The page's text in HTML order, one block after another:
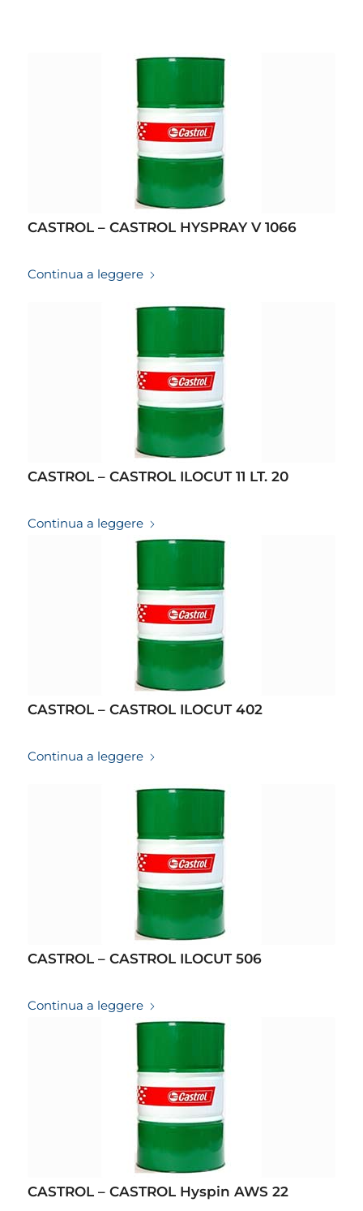
CASTROL – CASTROL HYSPRAY V 1066
Continua a leggere
CASTROL – CASTROL ILOCUT 11 LT. 20
Continua a leggere
CASTROL – CASTROL ILOCUT 402
Continua a leggere
CASTROL – CASTROL ILOCUT 506
Continua a leggere
CASTROL – CASTROL Hyspin AWS 22